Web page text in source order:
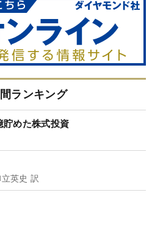
ランキング
貯めた株式投資
英史 訳